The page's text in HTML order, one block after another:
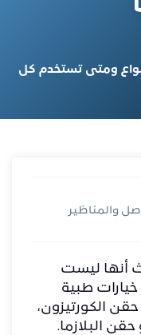
ومتى تستخدم كل
والمناظير
أنها ليست
خيارات طبية
الكورتيزون،
حقن البلازما.